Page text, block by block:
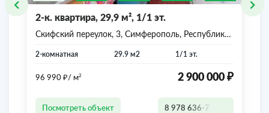
2-к. квартира, 29,9 м², 1/1 эт.
Скифский переулок, 3, Симферополь, Республика
2-комнатная 29.9 м2 1/1 эт.
2 900 000 ₽
96 990 ₽/ м2
Посмотреть объект 8 978 636-77-47